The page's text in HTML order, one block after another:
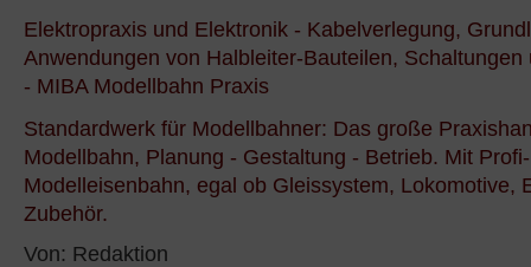
Elektropraxis und Elektronik - Kabelverlegung,
Anwendungen von Halbleiter-Bauteilen, Schaltungen
- MIBA Modellbahn Praxis
Standardwerk für Modellbahner: Das große
Modellbahn, Planung - Gestaltung - Betrieb. Mit
Modelleisenbahn, egal ob Gleissystem, Lokomotive,
Zubehör.
Von: Redaktion